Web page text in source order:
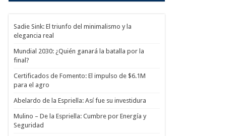
Sadie Sink: El triunfo del minimalismo y la
elegancia real
Mundial 2030: ¿Quién ganará la batalla por la
final?
Certificados de Fomento: El impulso de $6.1M
para el agro
Abelardo de la Espriella: Así fue su investidura
Mulino – De la Espriella: Cumbre por Energía y
Seguridad